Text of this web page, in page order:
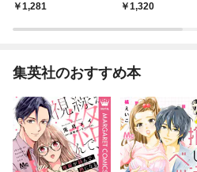
1,281
1,320
集英社のおすすめ本